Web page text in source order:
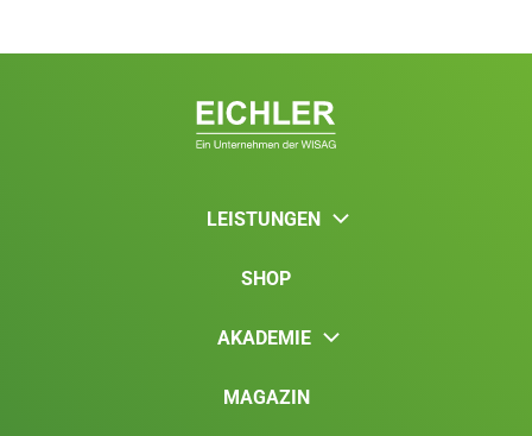
LEISTUNGEN
SHOP
AKADEMIE
MAGAZIN